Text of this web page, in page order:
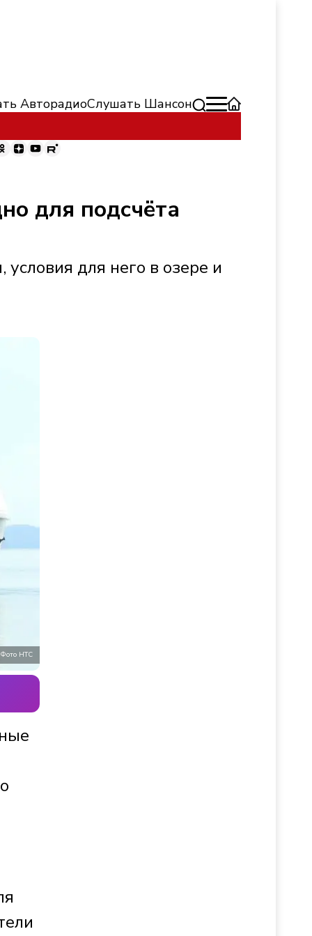
АвторадиоСлушать Шансон
для подсчёта
для него в озере и
Фото НТС